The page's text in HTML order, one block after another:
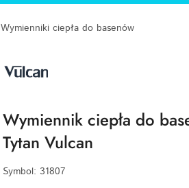
Wymienniki ciepła do basenów
LOGO
Wymiennik ciepła do
Tytan Vulcan
Symbol: 31807